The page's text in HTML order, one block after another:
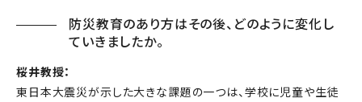
防災教育のあり方はその後、どのように変化し
ていきましたか。
桜井教授：
東日本大震災が示した大きな課題の一つは、学校に児童や生徒